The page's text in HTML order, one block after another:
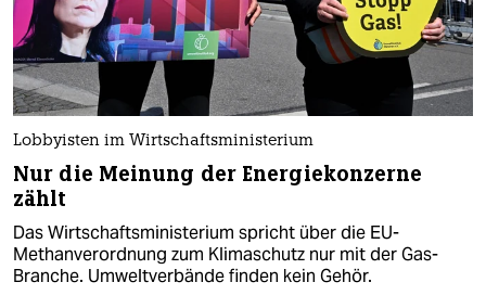
Lobbyisten im Wirtschaftsministerium
Nur die Meinung der Energiekonzerne
zählt
Das Wirtschaftsministerium spricht über die EU-
Methanverordnung zum Klimaschutz nur mit der Gas-
Branche. Umweltverbände finden kein Gehör.